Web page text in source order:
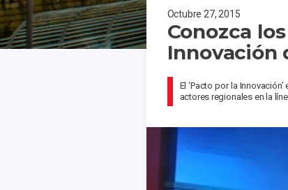
Octubre 27, 2015
Conozca
Innovación
El ‘Pacto por la
actores regionales en la